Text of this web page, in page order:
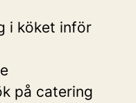
i köket inför
på catering